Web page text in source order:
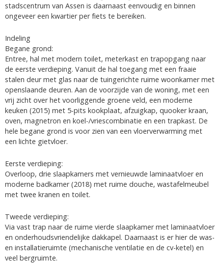
stadscentrum van Assen is daarnaast eenvoudig en binnen
ongeveer een kwartier per fiets te bereiken.
Indeling
Begane grond:
Entree, hal met modern toilet, meterkast en trapopgang naar
de eerste verdieping. Vanuit de hal toegang met een fraaie
stalen deur met glas naar de tuingerichte ruime woonkamer met
openslaande deuren. Aan de voorzijde van de woning, met een
vrij zicht over het voorliggende groene veld, een moderne
keuken (2015) met 5-pits kookplaat, afzuigkap, quooker kraan,
oven, magnetron en koel-/vriescombinatie en een trapkast. De
hele begane grond is voor zien van een vloerverwarming met
een lichte gietvloer.
Eerste verdieping:
Overloop, drie slaapkamers met vernieuwde laminaatvloer en
moderne badkamer (2018) met ruime douche, wastafelmeubel
met twee kranen en toilet.
Tweede verdieping:
Via vast trap naar de ruime vierde slaapkamer met laminaatvloer
en onderhoudsvriendelijke dakkapel. Daarnaast is er hier de was-
en installatieruimte (mechanische ventilatie en de cv-ketel) en
veel bergruimte.